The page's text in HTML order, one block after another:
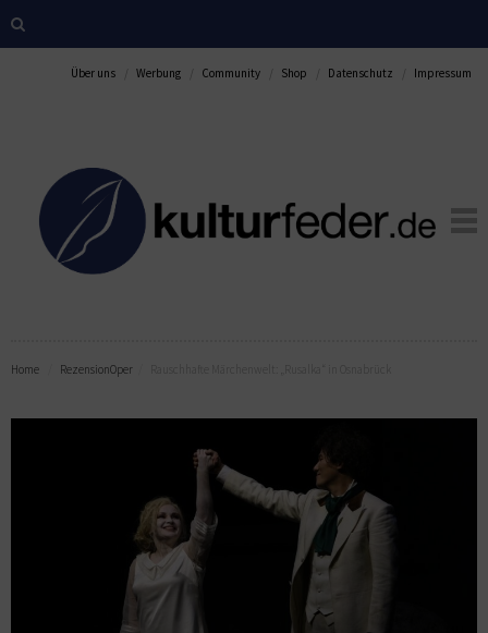
Über uns Werbung Community Shop Datenschutz Impressum
Home RezensionOper